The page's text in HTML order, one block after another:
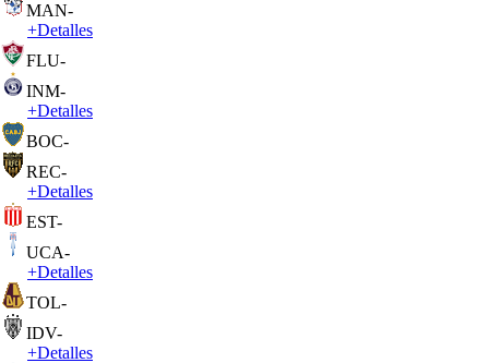
MAN-
+Detalles
FLU-
INM-
+Detalles
BOC-
REC-
+Detalles
EST-
UCA-
+Detalles
TOL-
IDV-
+Detalles